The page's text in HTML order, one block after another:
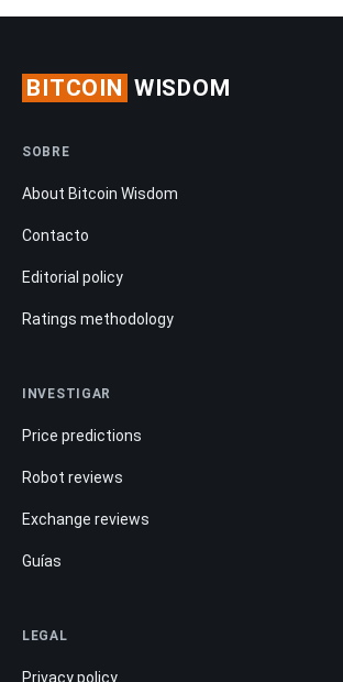
BITCOIN WISDOM
SOBRE
About Bitcoin Wisdom
Contacto
Editorial policy
Ratings methodology
INVESTIGAR
Price predictions
Robot reviews
Exchange reviews
Guías
LEGAL
Privacy policy